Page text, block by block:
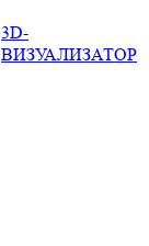
3D-
ВИЗУАЛИЗАТОР